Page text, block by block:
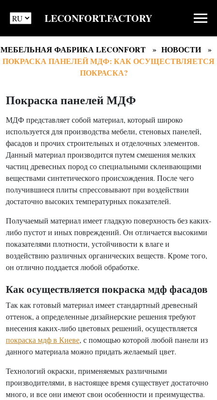
LECONFORT.FACTORY
МЕБЕЛЬНАЯ ФАБРИКА LECONFORT
НОВОСТИ
ПОКРАСКА ПАНЕЛЕЙ МДФ: КАК ОСУЩЕСТВЛЯЕТСЯ
ПОКРАСКА?
Покраска панелей МДФ
МДФ представляет собой материал, который широко
используется для производства мебели, стеновых панелей,
фасадов и прочих строительных и отделочных элементов.
Данный материал производится путем смешения мелких
частиц древесных пород со специальными склеивающими
веществами синтетического происхождения. После чего
получившиеся плиты спрессовывают при воздействии
достаточно высоких температурных показателей.
Получаемый материал имеет гладкую поверхность без каких-
либо пустот и иных повреждений. Он отличается высокими
показателями плотности, устойчивости к влаге и
воздействию различных органических веществ. Кроме того,
он отлично поддается любой обработке.
Как осуществляется покраска мдф фасадов
Так как готовый материал имеет стандартный древесный
оттенок, а определенные дизайнерские решения требуют
внесения каких-либо цветовых решений, осуществляется
покраска мдф в Киеве, с помощью которой любой панели из
данного материала можно придать желаемый цвет.
Технологий окраски, применяемых различными
производителями, в настоящее время существует достаточно
много, и все они имеют свои особенности и преимущества.